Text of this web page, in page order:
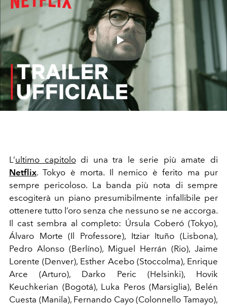
Play
Video
L’ultimo capitolodi una tra le serie più amate di
Netflix. Tokyo è morta. Il nemico è ferito ma pur
sempre pericoloso. La banda più nota di sempre
escogiterà un piano presumibilmente infallibile per
ottenere tutto l’oro senza che nessuno se ne accorga.
Il cast sembra al completo: Úrsula Coberó (Tokyo),
Álvaro Morte (Il Professore), Itziar Ituño (Lisbona),
Pedro Alonso (Berlíno), Miguel Herrán (Rio), Jaime
Lorente (Denver), Esther Acebo (Stoccolma), Enrique
Arce (Arturo), Darko Peric (Helsinki), Hovik
Keuchkerian (Bogotá), Luka Peros (Marsiglia), Belén
Cuesta (Manila), Fernando Cayo (Colonnello Tamayo),